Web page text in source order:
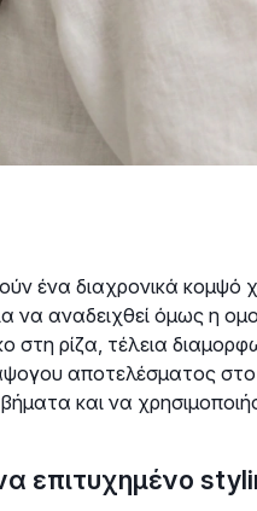
ένα διαχρονικά κομψό
να αναδειχθεί όμως η
στη ρίζα, τέλεια
αποτελέσματος στο
και να
επιτυχημένο